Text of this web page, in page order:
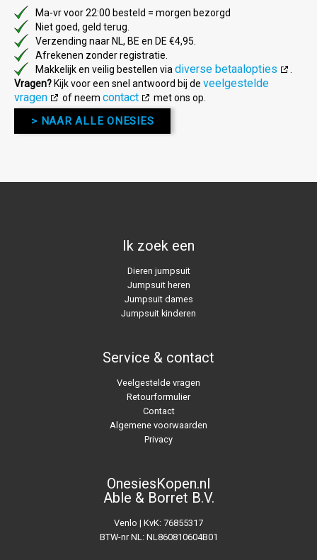
Ma-vr voor 22:00 besteld = morgen bezorgd
Niet goed, geld terug.
Verzending naar NL, BE en DE €4,95.
Afrekenen zonder registratie.
Makkelijk en veilig bestellen via diverse betaalopties
Vragen? Kijk voor een snel antwoord bij de veelgestelde
vragen
of neem contact met ons op.
> NAAR ALLE ONESIES
Ik zoek een
Dieren jumpsuit
Jumpsuit heren
Jumpsuit dames
Jumpsuit kinderen
Service & contact
Veelgestelde vragen
Retourformulier
Contact
Algemene voorwaarden
Privacy
OnesiesKopen.nl
Able & Borret B.V.
Venlo | KvK: 76855317
BTW-nr NL: NL860810604B01